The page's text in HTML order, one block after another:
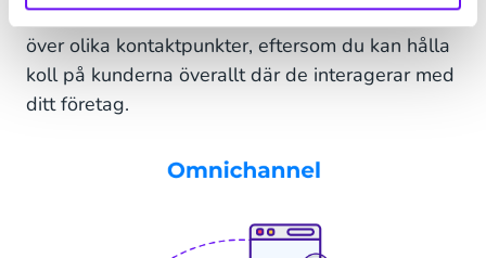
spårning och tillskrivning av kundinteraktioner
över olika kontaktpunkter, eftersom du kan hålla
koll på kunderna överallt där de interagerar med
ditt företag.